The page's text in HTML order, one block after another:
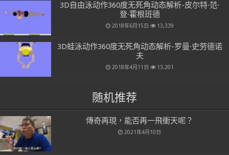
3D自由泳动作360度无死角动态解析-皮尔特·范·
登·霍根班德
2018年6月15日 13,339
3D蛙泳动作360度无死角动态解析-罗曼·史劳德诺
夫
2018年4月11日 13,201
随机推荐
傳奇再現，能否再一飛衝天呢？
2021年4月10日